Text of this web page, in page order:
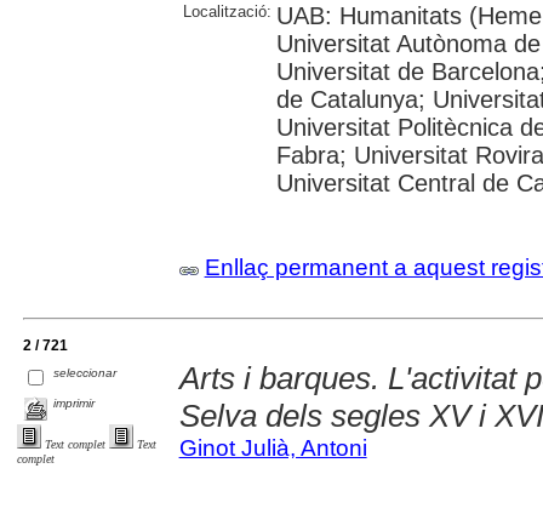
Localització: UAB: Humanitats
Universitat Autònoma
Universitat de
de Catalunya;
Universitat Politècnica
Fabra; Universitat
Universitat Central de
Enllaç permanent a aquest
2 / 721
seleccionar
imprimir
Text complet
Text
complet
Arts i barques. L'activitat
Selva dels segles XV i XVI
Ginot Julià, Antoni